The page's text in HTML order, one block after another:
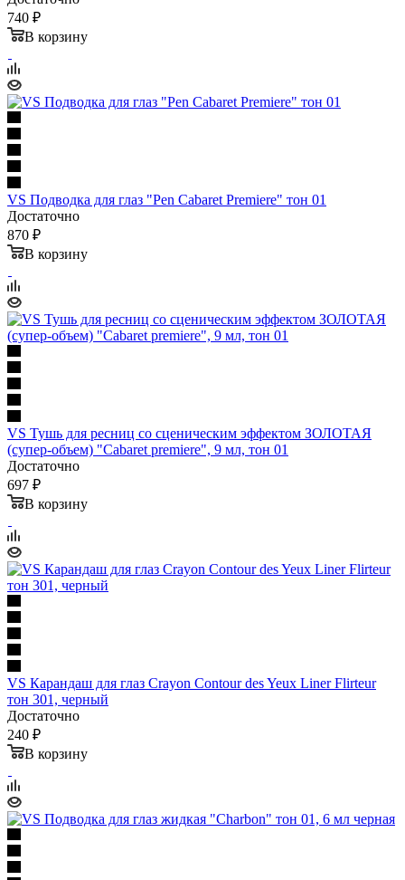
740 ₽
В корзину
VS Подводка для глаз "Pen Cabaret Premiere" тон 01
Достаточно
870 ₽
В корзину
VS Тушь для ресниц со сценическим эффектом ЗОЛОТАЯ
(супер-объем) "Cabaret premiere", 9 мл, тон 01
Достаточно
697 ₽
В корзину
VS Карандаш для глаз Crayon Contour des Yeux Liner Flirteur
тон 301, черный
Достаточно
240 ₽
В корзину